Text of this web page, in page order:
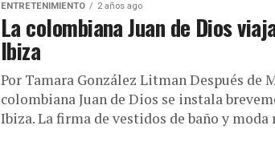
ENTRETENIMIENTO 2 años ago
La colombiana Juan de Dios
Ibiza
Por Tamara González Litman Después de
colombiana Juan de Dios se instala
Ibiza. La firma de vestidos de baño y moda